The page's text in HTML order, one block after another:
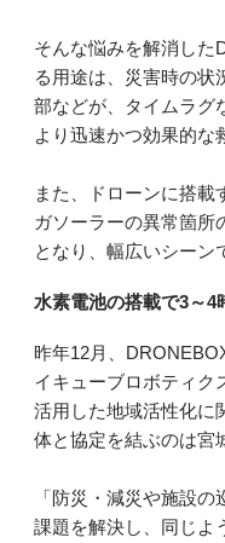
そんな悩みを解消した
る用途は、災害時の状
部などが、タイムラグ
より迅速かつ効果的な
また、ドローンに搭載
ガソーラーの異常箇所
となり、幅広いシーン
水素電池の搭載で3～4
昨年12月、
イキューブロボティク
活用した地域活性化に
体と協定を結ぶのは宮
「防災・減災や施設
課題を解決し、同じよ